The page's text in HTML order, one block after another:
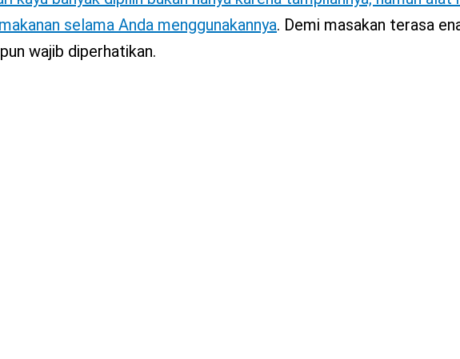
selama Anda menggunakannya. Demi masakan terasa
wajib diperhatikan.